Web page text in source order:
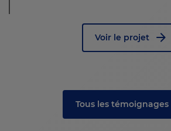
Voir le projet
Tous les témoignages